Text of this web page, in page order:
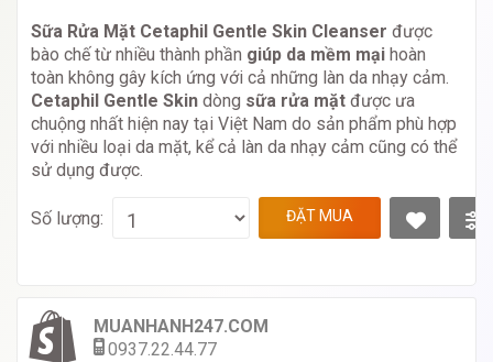
Sữa Rửa Mặt Cetaphil Gentle Skin Cleanser được
bào chế từ nhiều thành phần giúp da mềm mại hoàn
toàn không gây kích ứng với cả những làn da nhạy cảm.
Cetaphil Gentle Skin dòng sữa rửa mặt được ưa
chuộng nhất hiện nay tại Việt Nam do sản phẩm phù hợp
với nhiều loại da mặt, kể cả làn da nhạy cảm cũng có thể
sử dụng được.
Số lượng: ĐẶT MUA
MUANHANH247.COM
0937.22.44.77